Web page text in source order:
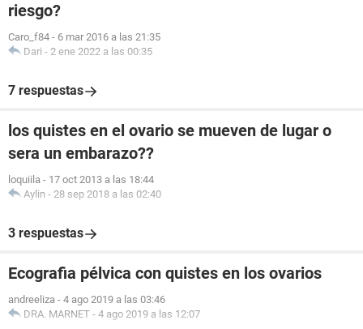
riesgo?
Caro_f84 - 6 mar 2016 a las 21:35
Dari - 2 ene 2022 a las 00:35
7 respuestas
los quistes en el ovario se mueven de lugar o
sera un embarazo??
loquiila - 17 oct 2013 a las 18:44
Aylin - 28 sep 2018 a las 02:40
3 respuestas
Ecografia pélvica con quistes en los ovarios
andreeliza - 4 ago 2019 a las 03:46
DRA. MARNET - 4 ago 2019 a las 12:07